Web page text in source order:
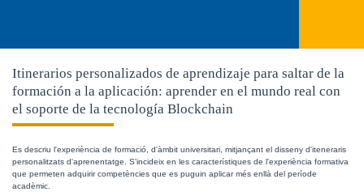
Itinerarios personalizados de aprendizaje para saltar de la
formación a la aplicación: aprender en el mundo real con
el soporte de la tecnología Blockchain
Es descriu l'experiència de formació, d'àmbit universitari, mitjançant el disseny d'iteneraris
personalitzats d'aprenentatge. S'incideix en les característiques de l'experiència formativa
que permeten adquirir competències que es puguin aplicar més enllà del període
acadèmic.